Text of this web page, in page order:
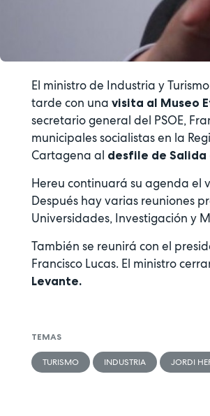
El ministro de Industria y
tarde con una visita al Museo
secretario general del PSOE,
municipales socialistas en la
Cartagena al desfile de Salida
Hereu continuará su agenda el
Después hay varias reuniones
Universidades, Investigación y
También se reunirá con el
Francisco Lucas. El ministro
Levante.
TEMAS
TURISMO INDUSTRIA JORDI